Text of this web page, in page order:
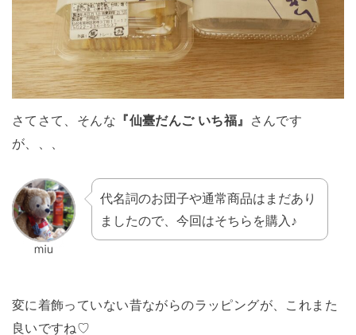
さてさて、そんな 『仙臺だんご いち福』
さんです
が、、、
代名詞のお団子や通常商品はまだあり
ましたので、今回はそちらを購入♪
変に着飾っていない昔ながらのラッピングが、これまた
良いですね♡